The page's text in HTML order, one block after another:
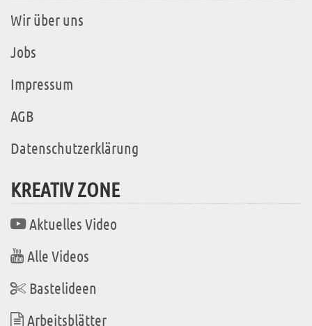
Wir über uns
Jobs
Impressum
AGB
Datenschutzerklärung
KREATIV ZONE
Aktuelles Video
Alle Videos
Bastelideen
Arbeitsblätter